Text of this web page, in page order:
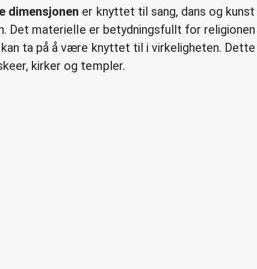
dimensjonen er knyttet til sang, dans og
Det materielle er betydningsfullt for
kan ta på å være knyttet til i virkeligheten.
kirker og templer.